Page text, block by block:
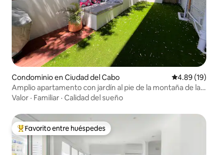
Condominio en Ciudad del Cabo Calificación
4.89 (19)
Amplio apartamento con jardín al pie de la montaña de la
Mesa
Valor · Familiar · Calidad del sueño
De los mejores en Favorito entre huéspedes
Favorito entre huéspedes